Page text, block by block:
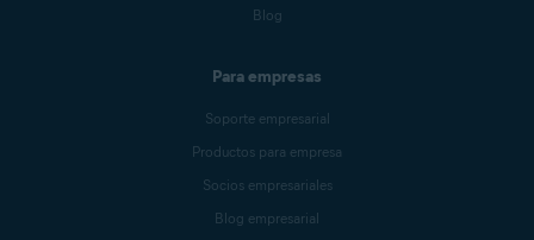
Blog
Para empresas
Soporte empresarial
Productos para empresa
Socios empresariales
Blog empresarial